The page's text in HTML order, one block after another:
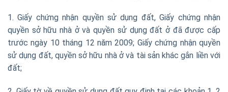
1. Giấy chứng nhận quyền sử dụng đất, Giấy chứng nhận
quyền sở hữu nhà ở và quyền sử dụng đất ở đã được cấp
trước ngày 10 tháng 12 năm 2009; Giấy chứng nhận quyền
sử dụng đất, quyền sở hữu nhà ở và tài sản khác gắn liền với
đất;